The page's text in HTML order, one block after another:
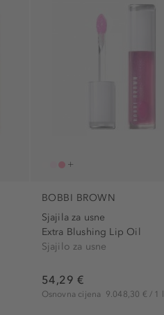
BOBBI BROWN
Sjajila za usne
Extra Blushing Lip Oil
Sjajilo za usne
54,29 €
Osnovna cijena 9.048,30 € / 1 l